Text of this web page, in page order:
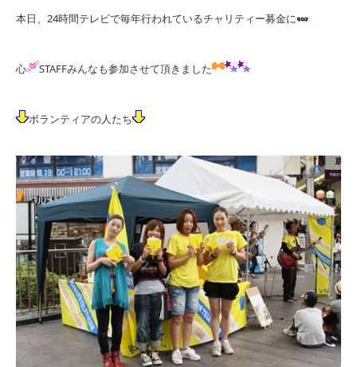
本日、24時間テレビで毎年行われているチャリティー募金に
心 STAFFみんなも参加させて頂きました
ボランティアの人たち